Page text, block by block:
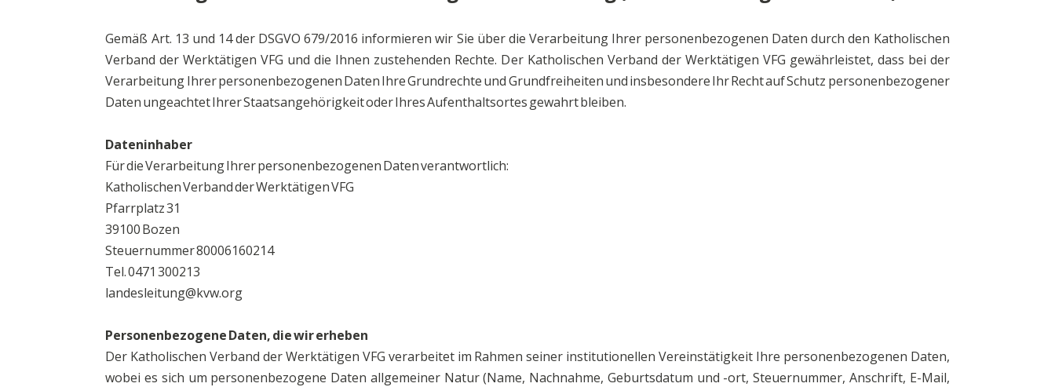
Gemäß Art. 13 und 14 der DSGVO 679/2016 informieren wir Sie über die Verarbeitung Ihrer personenbezogenen Daten durch den Katholischen
Verband der Werktätigen VFG und die Ihnen zustehenden Rechte. Der Katholischen Verband der Werktätigen VFG gewährleistet, dass bei der
Verarbeitung Ihrer personenbezogenen Daten Ihre Grundrechte und Grundfreiheiten und insbesondere Ihr Recht auf Schutz personenbezogener
Daten ungeachtet Ihrer Staatsangehörigkeit oder Ihres Aufenthaltsortes gewahrt bleiben.
Dateninhaber
Für die Verarbeitung Ihrer personenbezogenen Daten verantwortlich:
Katholischen Verband der Werktätigen VFG
Pfarrplatz 31
39100 Bozen
Steuernummer 80006160214
Tel. 0471 300213
landesleitung@kvw.org
Personenbezogene Daten, die wir erheben
Der Katholischen Verband der Werktätigen VFG verarbeitet im Rahmen seiner institutionellen Vereinstätigkeit Ihre personenbezogenen Daten,
wobei es sich um personenbezogene Daten allgemeiner Natur (Name, Nachnahme, Geburtsdatum und -ort, Steuernummer, Anschrift, E-Mail,